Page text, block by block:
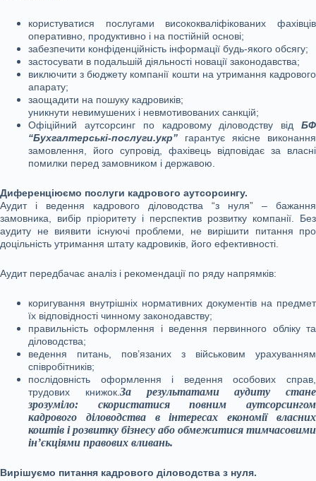
користуватися послугами висококваліфікованих фахівців
оперативно, продуктивно і на постійній основі;
забезпечити конфіденційність інформації будь-якого обсягу;
застосувати в подальшій діяльності новації законодавства;
виключити з бюджету компанії кошти на утримання кадрового
апарату;
заощадити на пошуку кадровиків;
уникнути невимушених і невмотивованих санкцій;
Офіційний аутсорсинг по кадровому діловодству від БФ
“Бухгалтерські-послуги.укр” гарантує якісне виконання
замовлення, його супровід, фахівець відповідає за власні
помилки перед замовником і державою.
Диференціюємо послуги кадрового аутсорсингу.
Аудит і ведення кадрового діловодства “з нуля” – бажання
замовника, вибір пріоритету і перспектив розвитку компанії. Без
аудиту не виявити існуючі проблеми, не вирішити питання про
доцільність утримання штату кадровиків, його ефективності.
Аудит передбачає аналіз і рекомендації по ряду напрямків:
коригування внутрішніх нормативних документів на предмет
їх відповідності чинному законодавству;
правильність оформлення і ведення первинного обліку та
діловодства;
ведення питань, пов’язаних з військовим урахуванням
співробітників;
послідовність оформлення і ведення особових справ,
трудових книжок. За результатами аудиту стане
зрозуміло: скористатися повним аутсорсингом
кадрового діловодства в інтересах економії власних
коштів і розвитку бізнесу або обмежитися тимчасовими
ін’єкціями правових вливань.
Вирішуємо питання кадрового діловодства з нуля.